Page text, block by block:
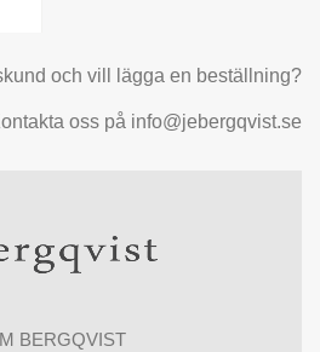
och vill lägga en beställning?
oss på info@jebergqvist.se
BERGQVIST